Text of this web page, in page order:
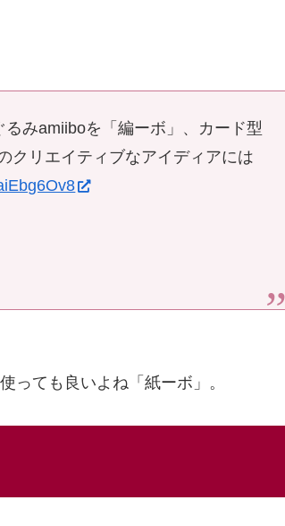
みamiiboを「編ーボ」、カード型
クリエイティブなアイディアには
っても良いよね「紙ーボ」。